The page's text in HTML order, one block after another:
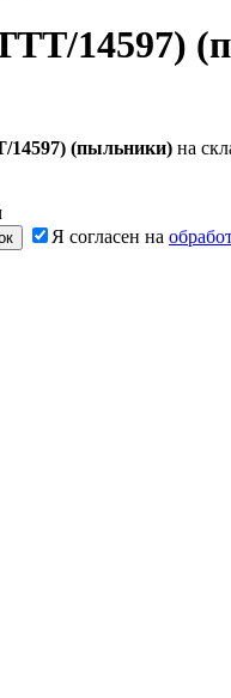
14597)
14597) (пыльники) на
Я согласен на